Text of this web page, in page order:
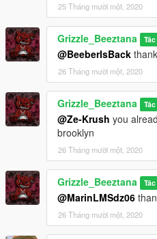
25 Tháng mười một, 2020
Grizzle_Beeztana
@BeeberIsBack
26 Tháng mười một, 2020
Grizzle_Beeztana
@Ze-Krush you
brooklyn
26 Tháng mười một, 2020
Grizzle_Beeztana
@MarinLMSdz06
26 Tháng mười một, 2020